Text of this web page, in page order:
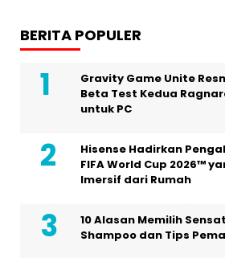
BERITA POPULER
Gravity Game Unite
Beta Test Kedua
untuk PC
Hisense Hadirkan
FIFA World Cup 2026™
Imersif dari Rumah
10 Alasan Memilih
Shampoo dan Tips